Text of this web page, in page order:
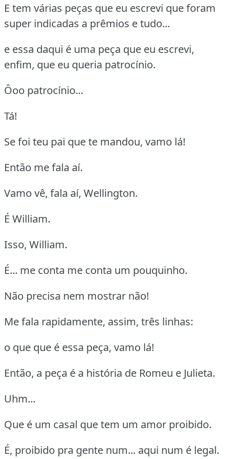
E tem várias peças que eu escrevi que foram
super indicadas a prêmios e tudo...
e essa daqui é uma peça que eu escrevi,
enfim, que eu queria patrocínio.
Ôoo patrocínio...
Tá!
Se foi teu pai que te mandou, vamo lá!
Então me fala aí.
Vamo vê, fala aí, Wellington.
É William.
Isso, William.
É... me conta me conta um pouquinho.
Não precisa nem mostrar não!
Me fala rapidamente, assim, três linhas:
o que que é essa peça, vamo lá!
Então, a peça é a história de Romeu e Julieta.
Uhm...
Que é um casal que tem um amor proibido.
É, proibido pra gente num... aqui num é legal.